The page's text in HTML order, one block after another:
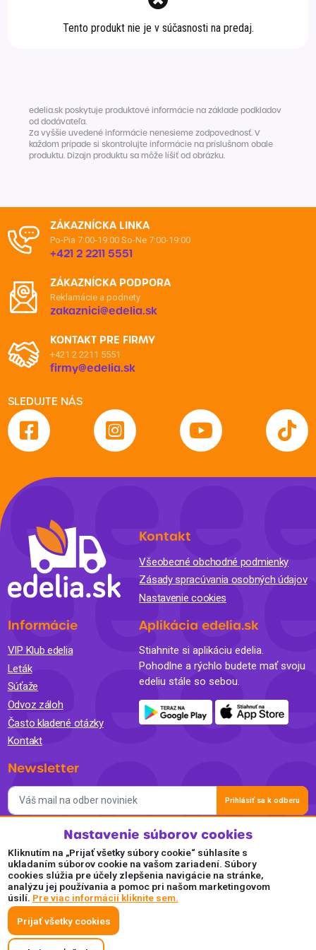
Darčekové
Recepty
Špeciálna
biopotraviny
Domácnosť a kancelária
Domáci miláčikovia
Tento produkt nie je v súčasnosti na predaj.
edelia.sk poskytuje produktové informácie na základe podkladov
od dodávateľa.
Za vyššie uvedené informácie nenesieme zodpovednosť. V
každom prípade si skontrolujte informácie na príslušnom obale
produktu. Dizajn produktu sa môže líšiť od obrázku.
ZÁKAZNÍCKA LINKA
Po-Pia 7:00-19:00 So-Ne 7:00-19:00
+421 2 2211 5551
ZÁKAZNÍCKA PODPORA
Reklamácie a podnety
zakaznici@edelia.sk
KONTAKT PRE FIRMY
+421 2 2211 5551
firmy@edelia.sk
SLEDUJTE NÁS
Kontakt
Všeobecné obchodné podmienky
Zásady spracúvania osobných údajov
Nastavenie cookies
Informácie
VIP Klub edelia
Leták
Súťaže
Odvoz záloh
Často kladené otázky
Kontakt
Aplikácia edelia.sk
Stiahnite si aplikáciu edelia.
Pohodlne a rýchlo budete mať svoju
edeliu stále so sebou.
Newsletter
Prihlásiť sa k odberu
Súhlasím so spracovaním osobných údajov a so zasielaním
newslettra na marketingové účely a oboznámil som sa so
Zásadami ochrany osobných údajov.
Akceptujeme
Plaťte pohodlne a bezpečne online.
Nastavenie súborov cookies
Kliknutím na „Prijať všetky súbory cookie“ súhlasíte s
ukladaním súborov cookie na vašom zariadení. Súbory
cookies slúžia pre účely zlepšenia navigácie na stránke,
analýzu jej používania a pomoc pri našom marketingovom
úsilí. Pre viac informácií kliknite sem.
Prijať všetky cookies